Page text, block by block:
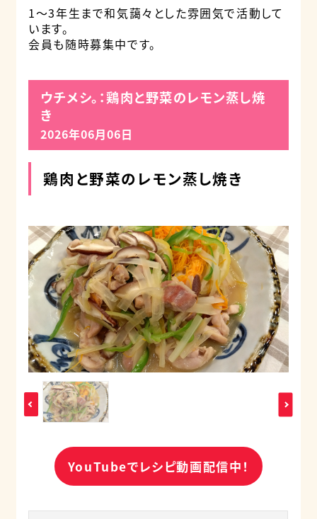
1〜3年生まで和気藹々とした雰囲気で活動して
います。
会員も随時募集中です。
ウチメシ。：鶏肉と野菜のレモン蒸し焼
き
2026年06月06日
鶏肉と野菜のレモン蒸し焼き
YouTubeでレシピ動画配信中！